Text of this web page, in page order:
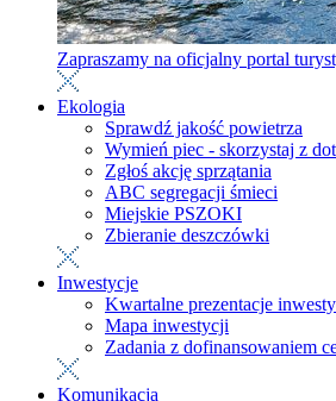
Zapraszamy na oficjalny portal
Ekologia
Sprawdź jakość powietrza
Wymień piec - skorzystaj z
Zgłoś akcję sprzątania
ABC segregacji śmieci
Miejskie PSZOKI
Zbieranie deszczówki
Inwestycje
Kwartalne prezentacje
Mapa inwestycji
Zadania z dofinansowaniem
Komunikacja